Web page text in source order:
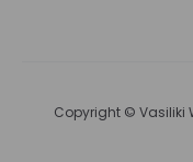
Copyright © Vasiliki